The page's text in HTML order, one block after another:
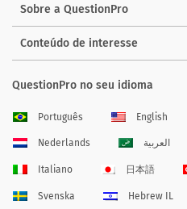
Sobre a QuestionPro
Conteúdo de interesse
QuestionPro no seu idioma
Português English
Nederlands العربية
Italiano 日本語
Svenska Hebrew IL